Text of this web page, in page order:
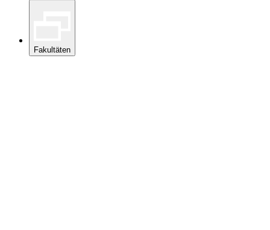
Fakultäten